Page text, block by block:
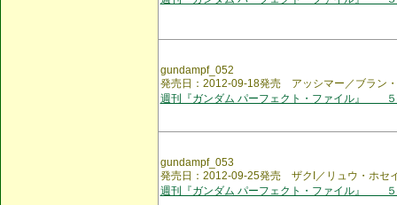
gundampf_052
発売日：2012-09-18発売 アッシマー／ブラン
週刊『ガンダム パーフェクト・ファイル』
gundampf_053
発売日：2012-09-25発売 ザクI／リュウ・ホ
週刊『ガンダム パーフェクト・ファイル』